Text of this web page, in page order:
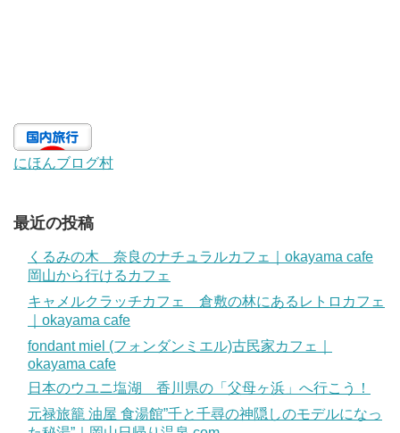
にほんブログ村
最近の投稿
くるみの木 奈良のナチュラルカフェ｜okayama cafe
岡山から行けるカフェ
キャメルクラッチカフェ 倉敷の林にあるレトロカフェ
｜okayama cafe
fondant miel (フォンダンミエル)古民家カフェ｜
okayama cafe
日本のウユニ塩湖 香川県の「父母ヶ浜」へ行こう！
元禄旅籠 油屋 食湯館”千と千尋の神隠しのモデルになっ